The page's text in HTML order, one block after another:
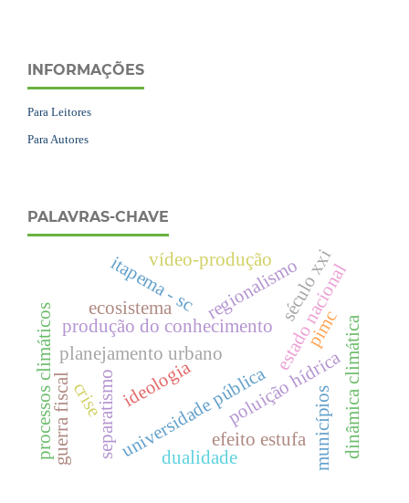
INFORMAÇÕES
Para Leitores
Para Autores
PALAVRAS-CHAVE
planejamento urbano
ideologia
processos climáticos poluição hídrica
produção do conhecimento
universidade pública
regionalismo
separatismo
crise
estado nacional
guerra fiscal
itapema - sc
dinâmica climática
vídeo-produção
ecosistema
efeito estufa
pimc
municípios
dualidade
século xxi